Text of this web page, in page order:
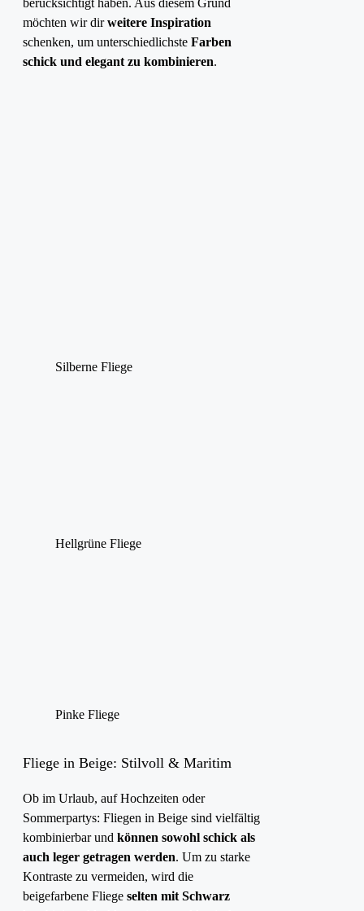
berücksichtigt haben. Aus diesem Grund
möchten wir dirweitere Inspiration
schenken, um unterschiedlichste Farben
schick und elegant zu kombinieren.
Silberne Fliege
Hellgrüne Fliege
Pinke Fliege
Fliege in Beige: Stilvoll & Maritim
Ob im Urlaub, auf Hochzeiten oder
Sommerpartys: Fliegen in Beige sind vielfältig
kombinierbar und können sowohl schick als
auch leger getragen werden. Um zu starke
Kontraste zu vermeiden, wird die
beigefarbene Fliege selten mit Schwarz